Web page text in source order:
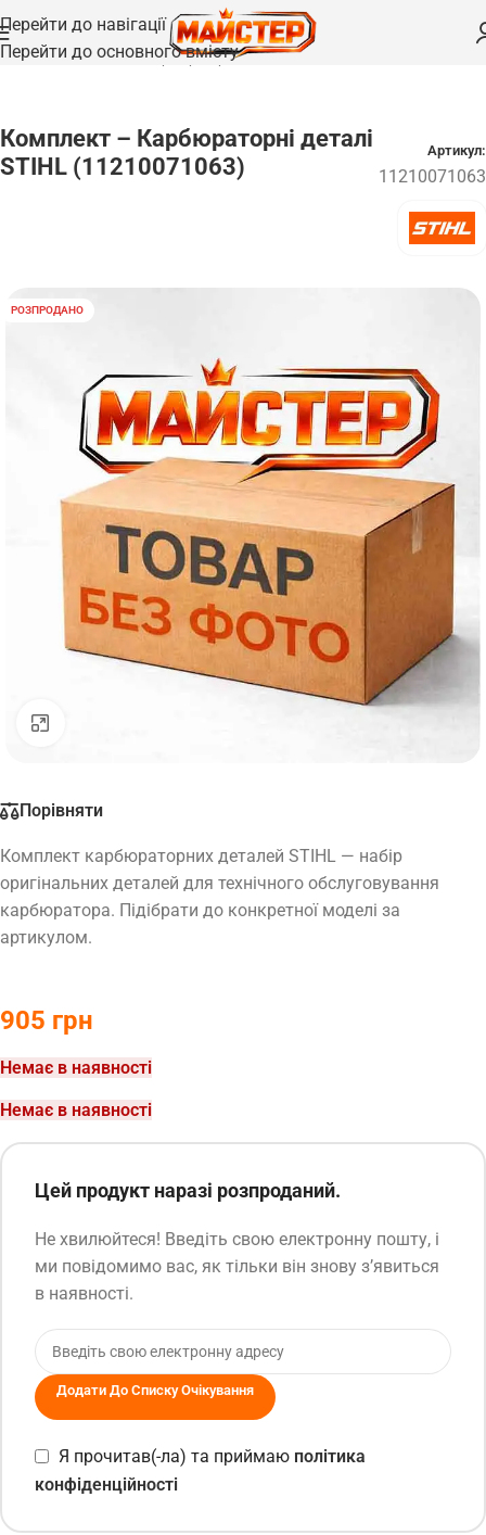
Перейти до навігації
Перейти до основного вмісту
Головна /Запчастини/Карбюратори
Комплект – Карбюраторні деталі
STIHL (11210071063)
Артикул:
11210071063
РОЗПРОДАНО
Порівняти
Комплект карбюраторних деталей STIHL — набір
оригінальних деталей для технічного обслуговування
карбюратора. Підібрати до конкретної моделі за
артикулом.
905 грн
Немає в наявності
Немає в наявності
Цей продукт наразі розпроданий.
Не хвилюйтеся! Введіть свою електронну пошту, і
ми повідомимо вас, як тільки він знову з’явиться
в наявності.
Додати До Списку Очікування
Я прочитав(-ла) та приймаю політика
конфіденційності